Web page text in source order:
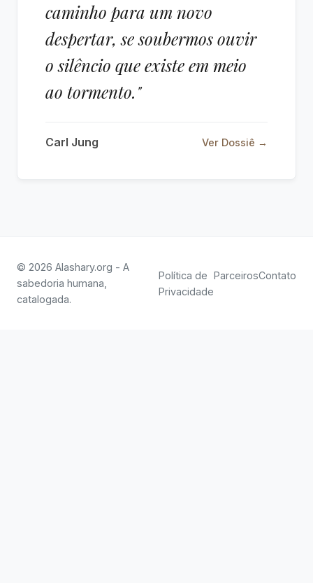
caminho para um novo
despertar, se soubermos ouvir
o silêncio que existe em meio
ao tormento."
Carl Jung Ver Dossiê →
© 2026 Alashary.org - A
sabedoria humana,
catalogada.
Política de
Privacidade
ParceirosContato